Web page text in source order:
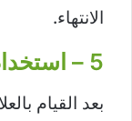
الانتهاء.
5 – استخدام المرطب
بعد القيام